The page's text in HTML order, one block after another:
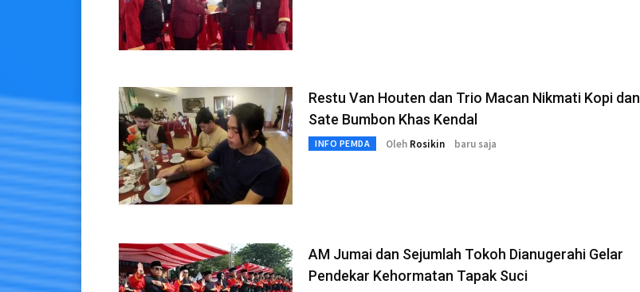
Restu Van Houten dan Trio Macan Nikmati Kopi dan
Sate Bumbon Khas Kendal
INFO PEMDA Oleh Rosikin baru saja
AM Jumai dan Sejumlah Tokoh Dianugerahi Gelar
Pendekar Kehormatan Tapak Suci